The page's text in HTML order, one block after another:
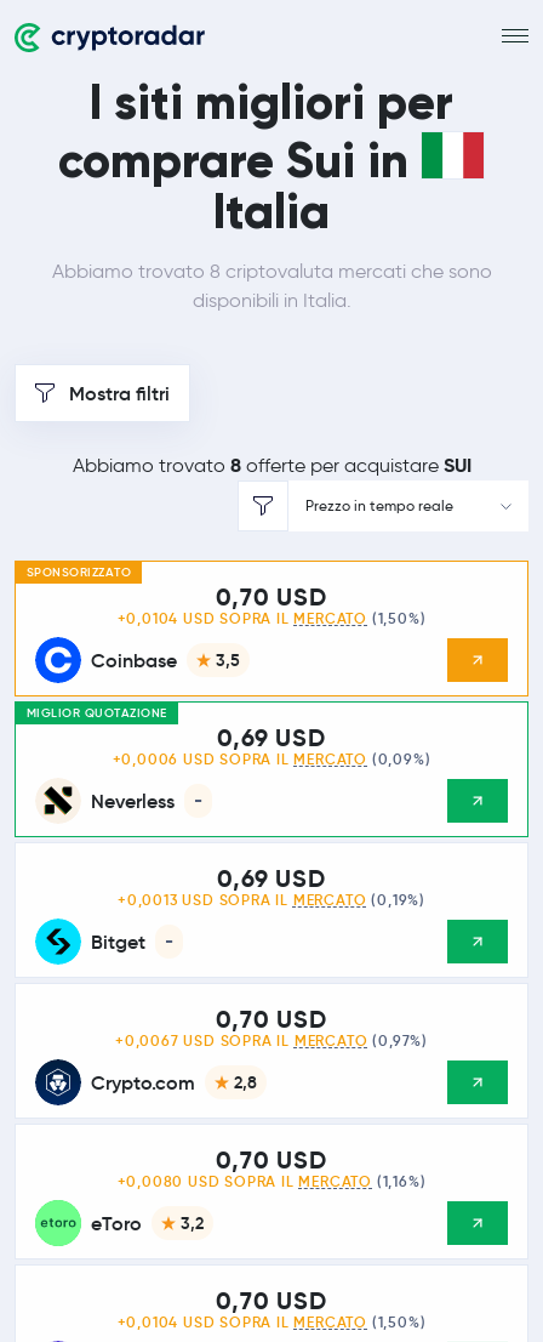
I siti migliori per
comprare Sui in
Italia
Abbiamo trovato 8 criptovaluta mercati che sono
disponibili in Italia.
Mostra filtri
Abbiamo trovato 8offerte per acquistare SUI
Prezzo in tempo reale
SPONSORIZZATO
Coinbase 3,5
0,70 USD
+0,0104 USD SOPRA IL MERCATO (1,50%)
MIGLIOR QUOTAZIONE
Neverless -
0,69 USD
+0,0006 USD SOPRA IL MERCATO (0,09%)
Bitget -
0,69 USD
+0,0013 USD SOPRA IL MERCATO (0,19%)
Crypto.com 2,8
0,70 USD
+0,0067 USD SOPRA IL MERCATO (0,97%)
eToro 3,2
0,70 USD
+0,0080 USD SOPRA IL MERCATO (1,16%)
0,70 USD
+0,0104 USD SOPRA IL MERCATO (1,50%)